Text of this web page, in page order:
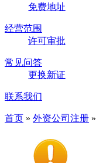
免费地址
经营范围
许可审批
常见问答
更换新证
联系我们
首页 » 外资公司注册 »